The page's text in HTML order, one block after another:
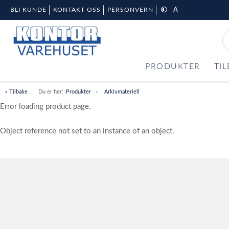
BLI KUNDE KONTAKT OSS PERSONVERN
PRODUKTER
« Tilbake Du er her: Produkter Arkivmateriell
Error loading product page.
Object reference not set to an instance of an object.